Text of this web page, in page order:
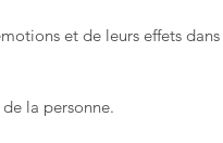
et de leurs effets dans
la personne.